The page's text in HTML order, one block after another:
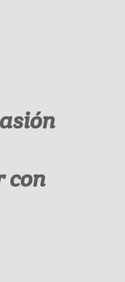
con